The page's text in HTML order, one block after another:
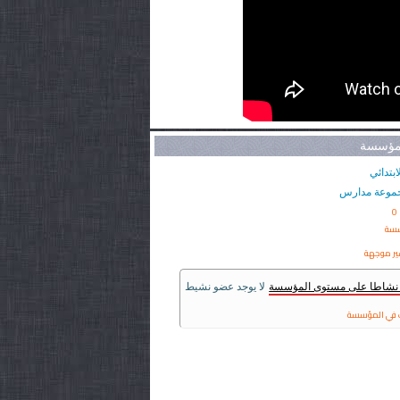
مدارس
0
موجهة
نشاطا على مستوى المؤسسة لا يوجد عضو نشيط
المؤسسة